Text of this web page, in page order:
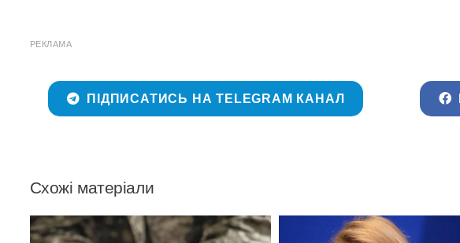
РЕКЛАМА
ПІДПИСАТИСЬ НА TELEGRAM КАНАЛ
Схожі матеріали